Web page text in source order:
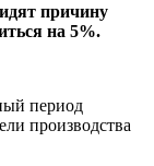
причину
на 5%.
период
производства